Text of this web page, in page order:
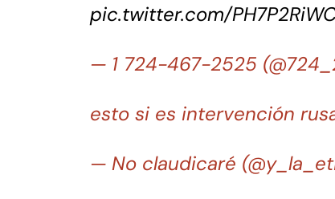
pic.twitter.com/
— 1 724-467-2525
esto si es intervención
— No claudicaré